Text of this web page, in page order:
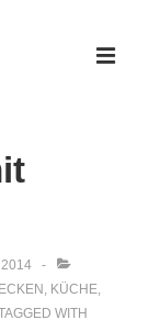
, KÜCHE,
WITH